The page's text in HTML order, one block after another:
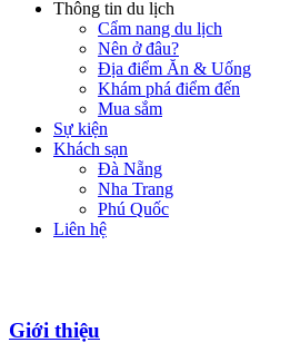
Thông tin du lịch
Cẩm nang du lịch
Nên ở đâu?
Địa điểm Ăn & Uống
Khám phá điểm đến
Mua sắm
Sự kiện
Khách sạn
Đà Nẵng
Nha Trang
Phú Quốc
Liên hệ
Giới thiệu